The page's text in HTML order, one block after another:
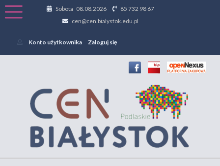
Sobota 08.08.2026
85 732 98 67
cen@cen.bialystok.edu.pl
Konto użytkownika Zaloguj się